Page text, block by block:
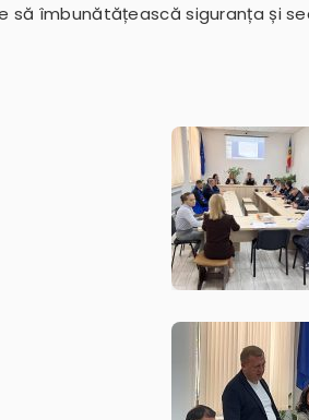
să îmbunătățească siguranța și